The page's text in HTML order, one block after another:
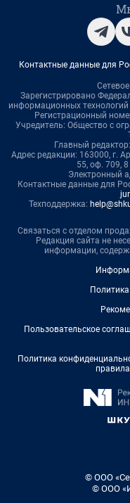
Контактные данные для
Зарегистрировано
информационных
Регистрационный
Учредитель: Общество с
Главный
Адрес редакции: 163000, г.
55, оф. 709,
Электронный
Контактные данные для
Техподдержка:
Связаться с отделом
Редакция сайта не
информации,
Пользовательское
Политика
© ООО
© ООО